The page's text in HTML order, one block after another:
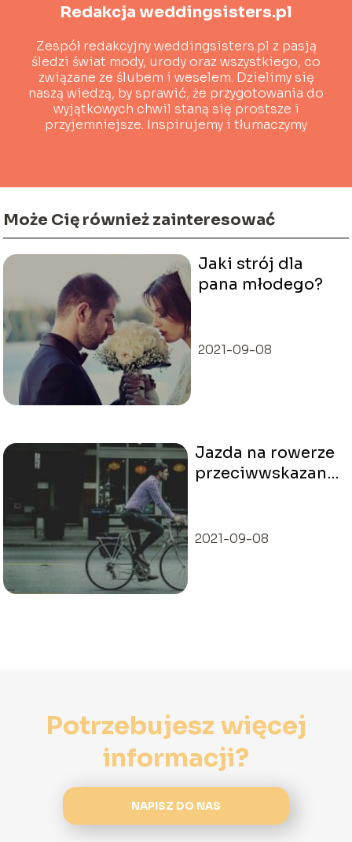
Redakcja weddingsisters.pl
Zespół redakcyjny weddingsisters.pl z pasją
śledzi świat mody, urody oraz wszystkiego, co
związane ze ślubem i weselem. Dzielimy się
naszą wiedzą, by sprawić, że przygotowania do
wyjątkowych chwil staną się prostsze i
przyjemniejsze. Inspirujemy i tłumaczymy
Może Cię również zainteresować
Jaki strój dla
pana młodego?
2021-09-08
Jazda na rowerze
przeciwwskazania
2021-09-08
Potrzebujesz więcej
informacji?
NAPISZ DO NAS